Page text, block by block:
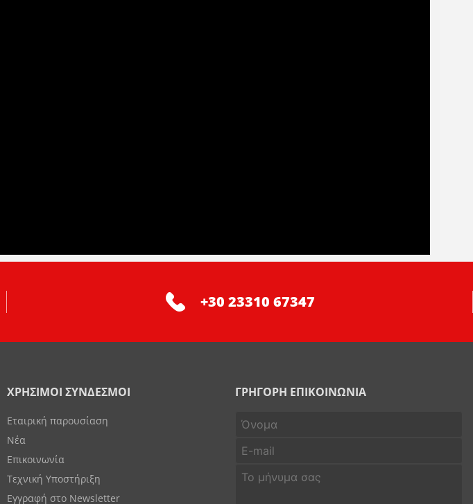
+30 23310 67347
ΧΡΗΣΙΜΟΙ ΣΥΝΔΕΣΜΟΙ
Εταιρική παρουσίαση
Νέα
Επικοινωνία
Τεχνική Υποστήριξη
Εγγραφή στο Newsletter
ΓΡΗΓΟΡΗ ΕΠΙΚΟΙΝΩΝΙΑ